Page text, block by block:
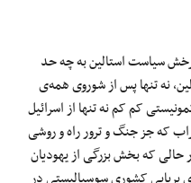
سیاست استالین به چه حد
نه تنها پس از شوروی همه‌ی
کم کم نه تنها از اسرائیل
که جز جنگ و ترور راه و روشی
حالی که بخش بزرگی از یهودیان